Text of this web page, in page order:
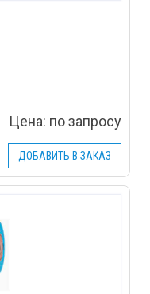
Цена: по запросу
ДОБАВИТЬ В ЗАКАЗ